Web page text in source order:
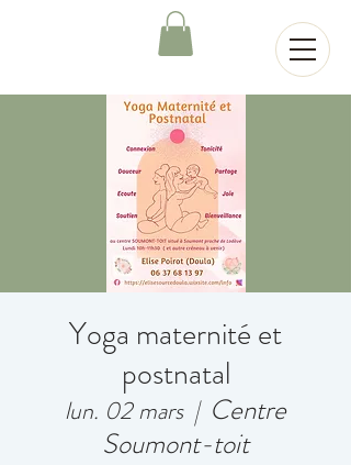
Yoga maternité et
postnatal
lun. 02 mars
  |
Centre
Soumont-toit